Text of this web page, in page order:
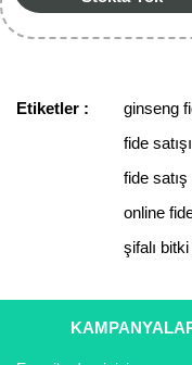
Etiketler : ginseng
fide satışı
fide
online
şifalı
Yaban Mersini Fidanı